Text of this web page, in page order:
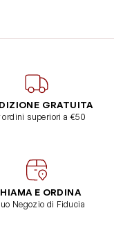
GRATUITA
ordini superiori a €50
E ORDINA
Negozio di Fiducia